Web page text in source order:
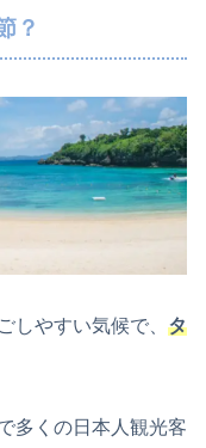
？
しやすい気候で、 タ
多くの日本人観光客